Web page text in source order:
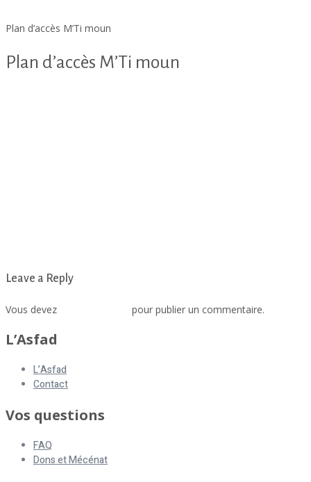
Plan d’accès M’Ti moun
Plan d’accès M’Ti moun
Leave a Reply
Vous devez pour publier un commentaire.
L’Asfad
L’Asfad
Contact
Vos questions
FAQ
Dons et Mécénat